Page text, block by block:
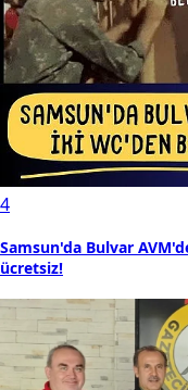
4
Samsun'da Bulvar
ücretsiz!